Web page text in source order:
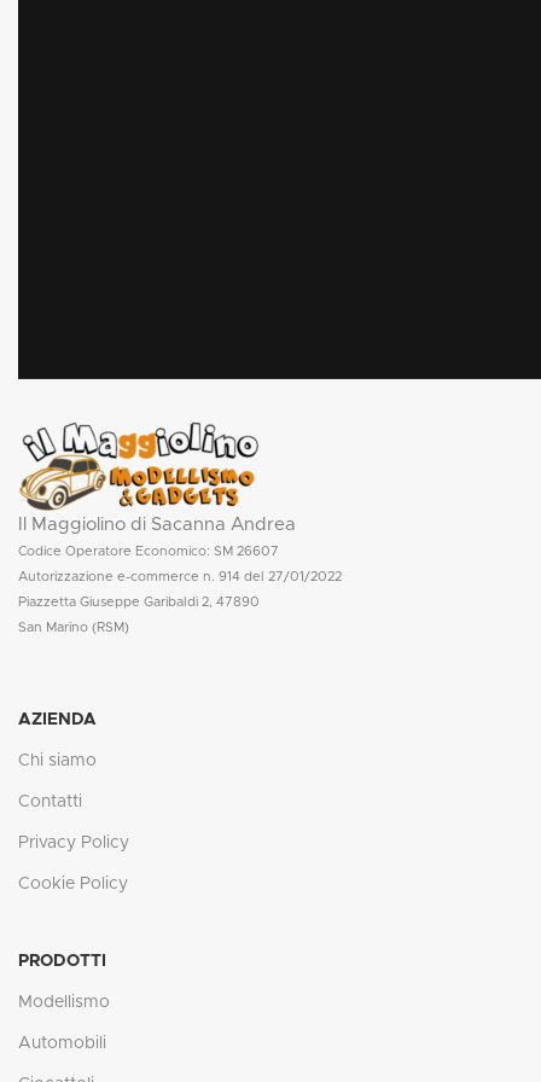
Il Maggiolino di Sacanna Andrea
Codice Operatore Economico: SM 26607
Autorizzazione e-commerce n. 914 del 27/01/2022
Piazzetta Giuseppe Garibaldi 2, 47890
San Marino (RSM)
AZIENDA
Chi siamo
Contatti
Privacy Policy
Cookie Policy
PRODOTTI
Modellismo
Automobili